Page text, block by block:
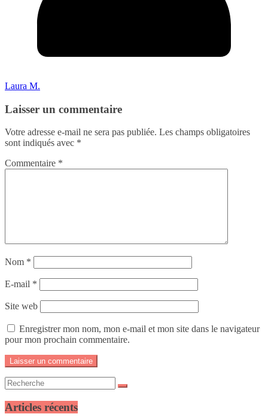
Laura M.
Laisser un commentaire
Votre adresse e-mail ne sera pas publiée. Les champs obligatoires
sont indiqués avec *
Commentaire *
Nom *
E-mail *
Site web
Enregistrer mon nom, mon e-mail et mon site dans le navigateur
pour mon prochain commentaire.
Articles récents